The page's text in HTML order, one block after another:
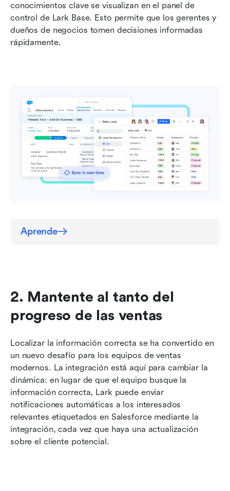
conocimientos clave se visualizan en el panel de
control de Lark Base. Esto permite que los gerentes y
dueños de negocios tomen decisiones informadas
rápidamente.
Aprende
2. Mantente al tanto del
progreso de las ventas
Localizar la información correcta se ha convertido en
un nuevo desafío para los equipos de ventas
modernos. La integración está aquí para cambiar la
dinámica: en lugar de que el equipo busque la
información correcta, Lark puede enviar
notificaciones automáticas a los interesados
relevantes etiquetados en Salesforce mediante la
integración, cada vez que haya una actualización
sobre el cliente potencial.